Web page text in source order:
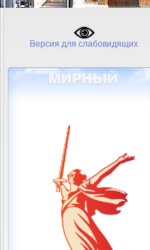
Версия для слабовидящих